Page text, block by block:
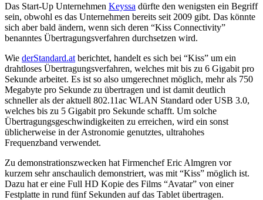
Das Start-Up Unternehmen Keyssa dürfte den wenigsten ein Begriff
sein, obwohl es das Unternehmen bereits seit 2009 gibt. Das könnte
sich aber bald ändern, wenn sich deren “Kiss Connectivity”
benanntes Übertragungsverfahren durchsetzen wird.
Wie derStandard.at berichtet, handelt es sich bei “Kiss” um ein
drahtloses Übertragungsverfahren, welches mit bis zu 6 Gigabit pro
Sekunde arbeitet. Es ist so also umgerechnet möglich, mehr als 750
Megabyte pro Sekunde zu übertragen und ist damit deutlich
schneller als der aktuell 802.11ac WLAN Standard oder USB 3.0,
welches bis zu 5 Gigabit pro Sekunde schafft. Um solche
Übertragungsgeschwindigkeiten zu erreichen, wird ein sonst
üblicherweise in der Astronomie genutztes, ultrahohes
Frequenzband verwendet.
Zu demonstrationszwecken hat Firmenchef Eric Almgren vor
kurzem sehr anschaulich demonstriert, was mit “Kiss” möglich ist.
Dazu hat er eine Full HD Kopie des Films “Avatar” von einer
Festplatte in rund fünf Sekunden auf das Tablet übertragen.